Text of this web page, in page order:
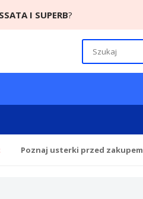
I SUPERB?
Poznaj usterki przed zakupem